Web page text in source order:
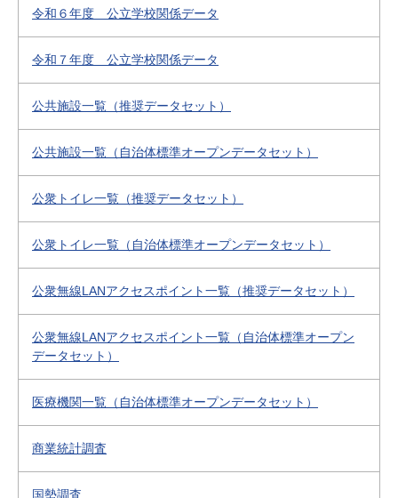
令和６年度 公立学校関係データ
令和７年度 公立学校関係データ
公共施設一覧（推奨データセット）
公共施設一覧（自治体標準オープンデータセット）
公衆トイレ一覧（推奨データセット）
公衆トイレ一覧（自治体標準オープンデータセット）
公衆無線LANアクセスポイント一覧（推奨データセット）
公衆無線LANアクセスポイント一覧（自治体標準オープン
データセット）
医療機関一覧（自治体標準オープンデータセット）
商業統計調査
国勢調査